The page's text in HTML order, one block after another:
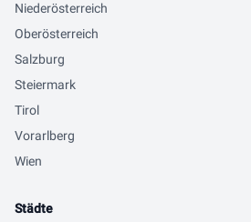
Niederösterreich
Oberösterreich
Salzburg
Steiermark
Tirol
Vorarlberg
Wien
Städte